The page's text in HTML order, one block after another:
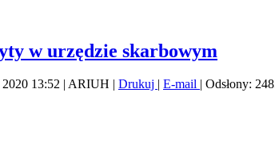
w urzędzie skarbowym
13:52 | ARIUH | Drukuj | E-mail | Odsłony: